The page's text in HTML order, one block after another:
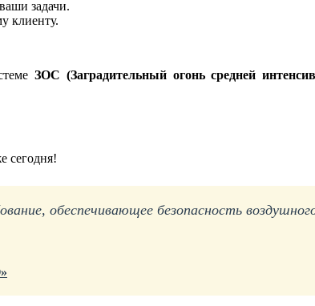
задачи.
клиенту.
ЗОС (Заградительный огонь средней
сегодня!
обеспечивающее безопасность